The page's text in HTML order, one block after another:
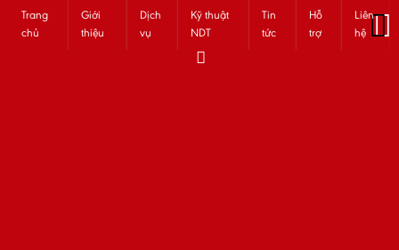
Trang
chủ
Giới
thiệu
Dịch
vụ
Kỹ thuật
NDT
Tin
tức
Hỗ
trợ
Liên
hệ